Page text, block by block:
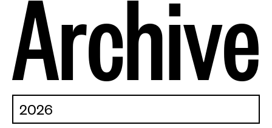
About the Art Hall
Collection
Contact persons
Sponsors, Projects
Presse
Archive
2026